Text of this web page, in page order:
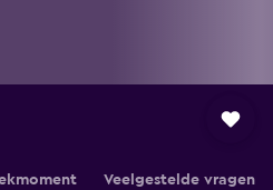
Veelgestelde vragen